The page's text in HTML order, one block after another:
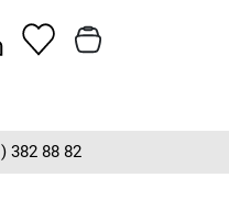
382 88 82